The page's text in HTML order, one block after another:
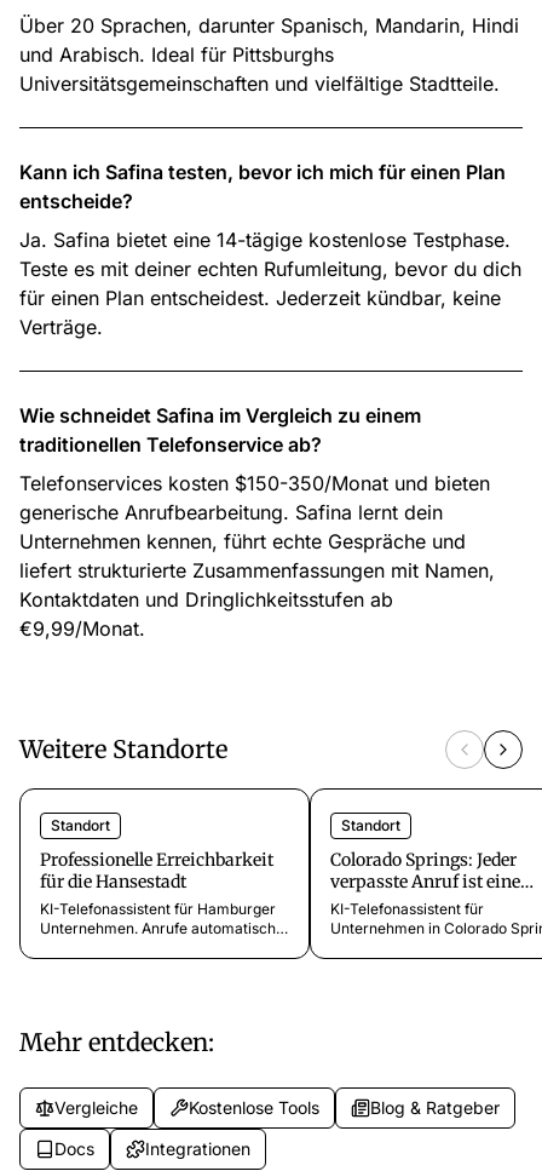
Über 20 Sprachen, darunter Spanisch, Mandarin, Hindi
und Arabisch. Ideal für Pittsburghs
Universitätsgemeinschaften und vielfältige Stadtteile.
Kann ich Safina testen, bevor ich mich für einen Plan
entscheide?
Ja. Safina bietet eine 14-tägige kostenlose Testphase.
Teste es mit deiner echten Rufumleitung, bevor du dich
für einen Plan entscheidest. Jederzeit kündbar, keine
Verträge.
Wie schneidet Safina im Vergleich zu einem
traditionellen Telefonservice ab?
Telefonservices kosten $150-350/Monat und bieten
generische Anrufbearbeitung. Safina lernt dein
Unternehmen kennen, führt echte Gespräche und
liefert strukturierte Zusammenfassungen mit Namen,
Kontaktdaten und Dringlichkeitsstufen ab
€9,99/Monat.
Weitere Standorte
Standort
Professionelle Erreichbarkeit
für die Hansestadt
KI-Telefonassistent für Hamburger
Unternehmen. Anrufe automatisch
Standort
Colorado Springs: Jeder
verpasste Anruf ist eine
verpasste Chance
KI-Telefonassistent für
Unternehmen in Colorado
Mehr entdecken:
Vergleiche Kostenlose Tools
Blog & Ratgeber
Docs
Integrationen